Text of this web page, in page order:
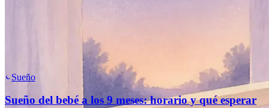
Sueño
Sueño del bebé a los 9 meses: horario y qué esperar